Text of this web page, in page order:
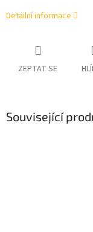
Detailní informace
ZEPTAT SE
Související